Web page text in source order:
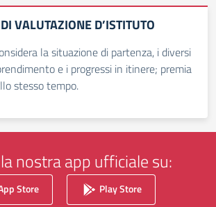
VALUTAZIONE D’ISTITUTO
la situazione di partenza, i diversi
e i progressi in itinere; premia
stesso tempo.
nostra app ufficiale su:
Store Play Store